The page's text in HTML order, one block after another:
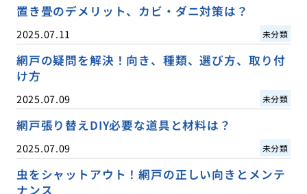
置き畳のデメリット、カビ・ダニ対策は？
2025.07.11 未分類
網戸の疑問を解決！向き、種類、選び方、取り付
け方
2025.07.09 未分類
網戸張り替えDIY必要な道具と材料は？
2025.07.09 未分類
虫をシャットアウト！網戸の正しい向きとメンテ
ナンス